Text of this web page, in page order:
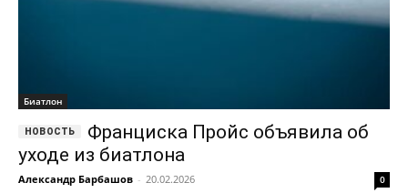
Биатлон
Франциска Пройс объявила об
уходе из биатлона
Александр Барбашов - 20.02.2026 0